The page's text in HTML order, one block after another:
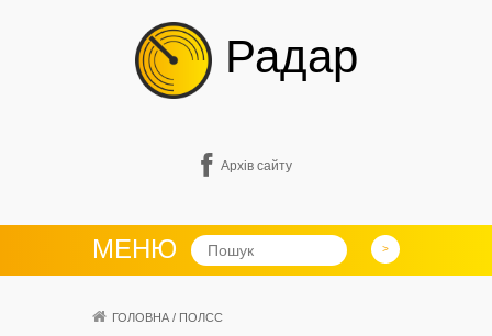
Радар
Архів сайту
МЕНЮ
ГОЛОВНА / ПОЛСС